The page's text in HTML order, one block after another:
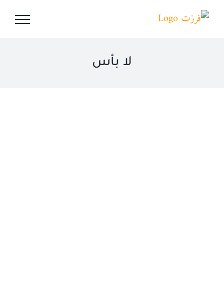
Skip
لا بأس